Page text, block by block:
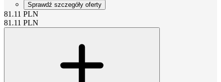
Sprawdź szczegóły oferty
81.11 PLN
81.11 PLN